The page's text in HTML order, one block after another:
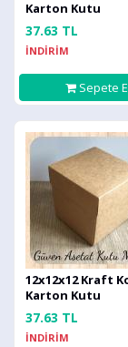
Karton Kutu
37.63 TL
İNDİRİM
Sepete
12x12x12 Kraft
Karton Kutu
37.63 TL
İNDİRİM